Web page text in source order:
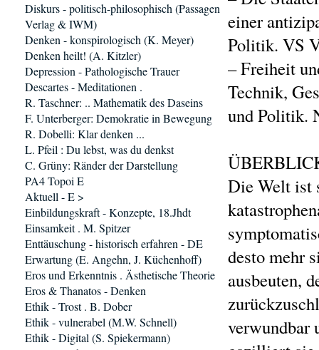
einer
Politik. VS
– Freiheit
Technik,
und Politik.
Die Welt ist
desto mehr
ausbeuten,
verwundbar
Diskurs - politisch-philosophisch (Passagen
Verlag & IWM)
Denken - konspirologisch (K. Meyer)
Denken heilt! (A. Kitzler)
Depression - Pathologische Trauer
Descartes - Meditationen .
R. Taschner: .. Mathematik des Daseins
F. Unterberger: Demokratie in Bewegung
R. Dobelli: Klar denken ...
L. Pfeil : Du lebst, was du denkst
C. Grüny: Ränder der Darstellung
PA4 Topoi E
Aktuell - E >
Einbildungskraft - Konzepte, 18.Jhdt
Einsamkeit . M. Spitzer
Enttäuschung - historisch erfahren - DE
Erwartung (E. Angehn, J. Küchenhoff)
Eros und Erkenntnis . Ästhetische Theorie
Eros & Thanatos - Denken
Ethik - Trost . B. Dober
Ethik - vulnerabel (M.W. Schnell)
Ethik - Digital (S. Spiekermann)